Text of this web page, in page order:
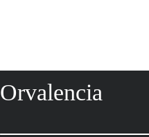
Orvalencia